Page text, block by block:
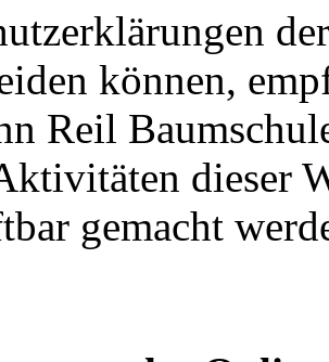
können,
Reil
dieser
gemacht